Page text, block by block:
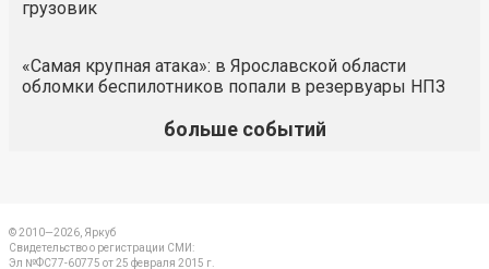
грузовик
«Самая крупная атака»: в Ярославской области
обломки беспилотников попали в резервуары НПЗ
больше событий
© 2010—2026, Яркуб
Свидетельство о регистрации СМИ:
Эл №ФС77-60775 от 25 февраля 2015 г.